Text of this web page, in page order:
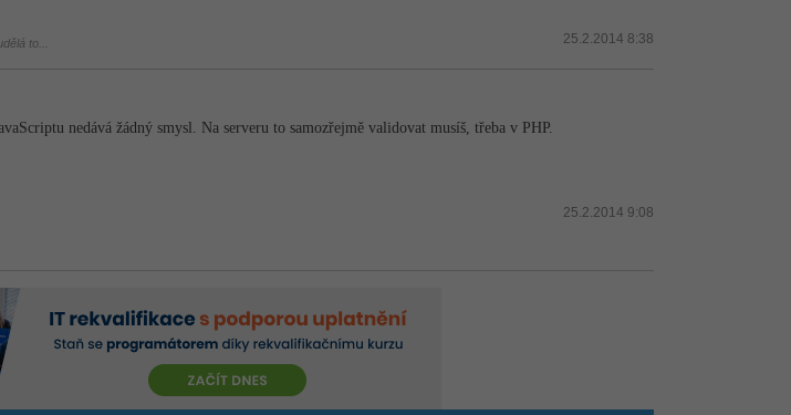
25.2.2014 8:38
to...
nedává žádný smysl. Na serveru to samozřejmě validovat musíš, třeba v PHP.
25.2.2014 9:08